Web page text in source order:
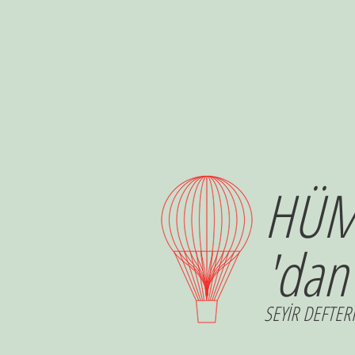
'dan
SEYİR DEFTERİ